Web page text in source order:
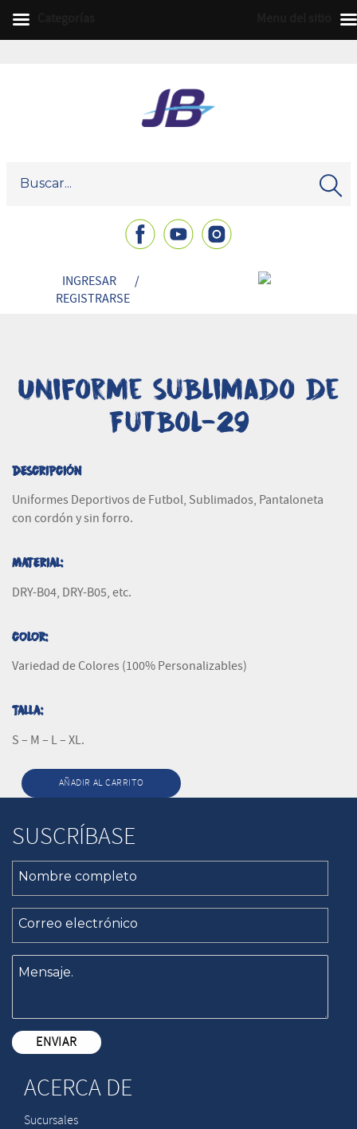
INGRESAR
/
REGISTRARSE
Uniforme Sublimado de
Futbol-29
DESCRIPCIÓN
Uniformes Deportivos de Futbol, Sublimados, Pantaloneta
con cordón y sin forro.
MATERIAL:
DRY-B04, DRY-B05, etc.
COLOR:
Variedad de Colores (100% Personalizables)
TALLA:
S – M – L – XL.
AÑADIR AL CARRITO
SUSCRÍBASE
ACERCA DE
Sucursales